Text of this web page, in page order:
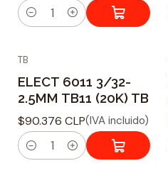
d
C
n
t
i
d
a
d
TB
ELECT 6011 3/32-
2.5MM TB11 (20K) TB
$90.376 CLP(IVA incluido)
C